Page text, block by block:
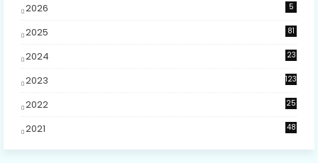
2026 5
2025 81
2024
23
2023 123
2022 25
2021 48